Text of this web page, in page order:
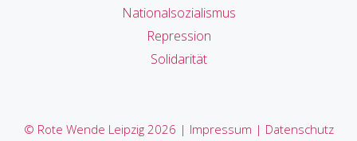
Nationalsozialismus
Repression
Solidarität
© Rote Wende Leipzig 2026 | Impressum | Datenschutz